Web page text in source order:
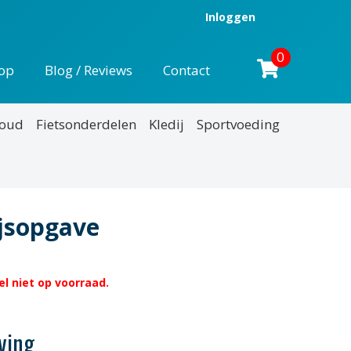
Inloggen
Blog / Reviews Contact
0
Fietsonderdelen Kledij Sportvoeding
niet op voorraad.